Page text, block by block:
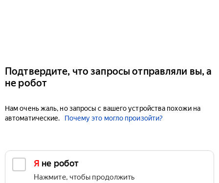
Подтвердите, что запросы отправляли вы, а
не робот
Нам очень жаль, но запросы с вашего устройства похожи на
автоматические.
Почему это могло произойти?
Я не робот
Нажмите, чтобы продолжить